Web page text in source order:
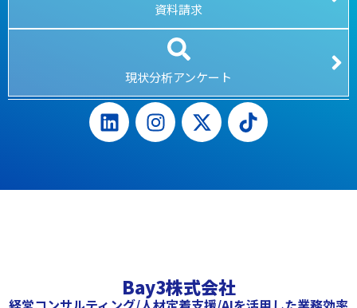
資料請求
現状分析アンケート
Bay3株式会社